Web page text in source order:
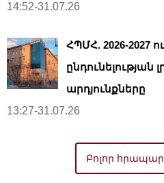
14:52-31.07.26
ՀՊՄՀ. 2026-2027
ընդունելության
արդյունքները
13:27-31.07.26
Բոլոր